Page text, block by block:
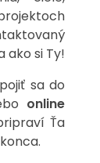
ako si Ty!
sa do
online
Ťa